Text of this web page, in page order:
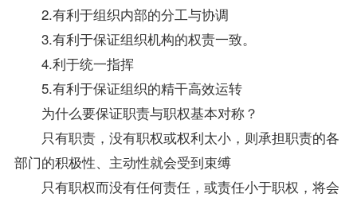
2.有利于组织内部的分工与协调
3.有利于保证组织机构的权责一致。
4.利于统一指挥
5.有利于保证组织的精干高效运转
为什么要保证职责与职权基本对称？
只有职责，没有职权或权利太小，则承担职责的各
部门的积极性、主动性就会受到束缚
只有职权而没有任何责任，或责任小于职权，将会